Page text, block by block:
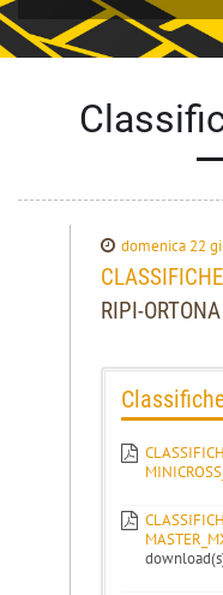
domenica 22
RIPI-